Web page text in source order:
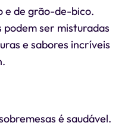
e de grão-de-bico.
ser misturadas
e sabores incríveis
é saudável.